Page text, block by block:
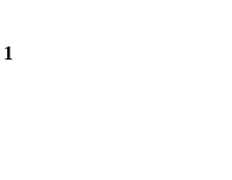
1